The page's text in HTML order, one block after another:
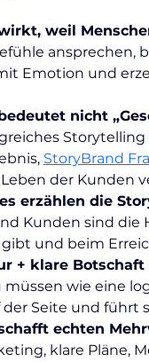
weil
ansprechen,
Emotion und
nicht
StoryBrand
der Kunden
erzählen die
Kunden sind die
und beim
+ klare Botschaft
müssen wie eine
der Seite und führt
echten
klare Pläne,